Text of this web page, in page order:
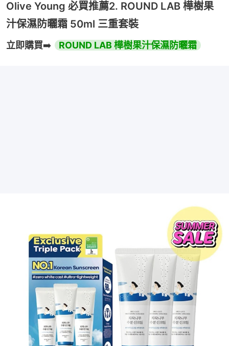
Olive Young 必買推薦2. ROUND LAB 樺樹果
汁保濕防曬霜 50ml 三重套裝
立即購買➡️ ROUND LAB 樺樹果汁保濕防曬霜